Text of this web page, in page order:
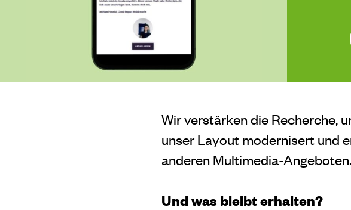
Wir verstärken die Recherche,
unser Layout modernisert und
anderen Multimedia-Angeboten.
Und was bleibt erhalten?